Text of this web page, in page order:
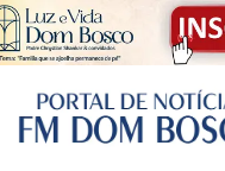
Sair da versão mobile